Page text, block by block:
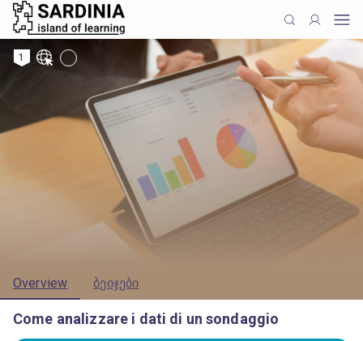
1
Overview ბეიჯები
Come analizzare i dati di un sondaggio